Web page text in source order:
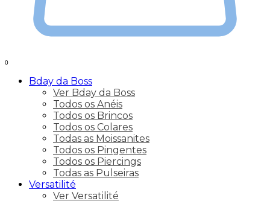
0
Bday da Boss
Ver Bday da Boss
Todos os Anéis
Todos os Brincos
Todos os Colares
Todas as Moissanites
Todos os Pingentes
Todos os Piercings
Todas as Pulseiras
Versatilité
Ver Versatilité